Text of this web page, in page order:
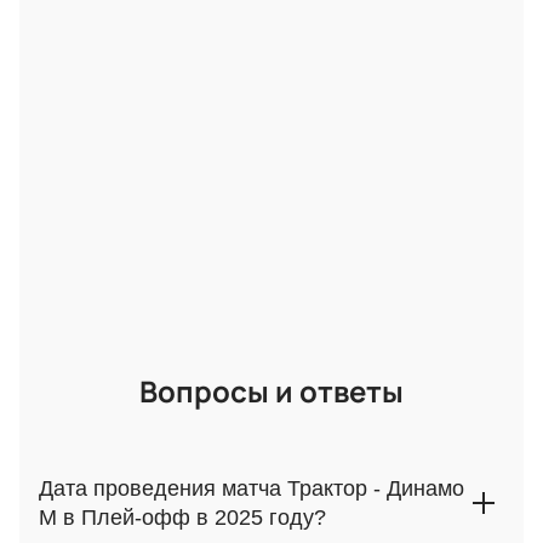
онлайн: подбор мест и бронирование
Приглашаем вас на захватывающий матч
«Трактор» и «Динамо М»! Купить билеты на него
можно с помощью нашего сервиса, выбрав удобные
места на трибунах и осуществив оплату. После
Вопросы и ответы
Дата проведения матча Трактор - Динамо
М в Плей-офф в 2025 году?